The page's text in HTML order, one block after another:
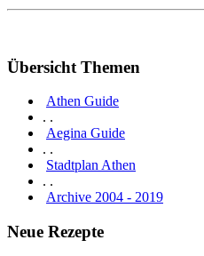
Übersicht Themen
Athen Guide
. .
Aegina Guide
. .
Stadtplan Athen
. .
Archive 2004 - 2019
Neue Rezepte